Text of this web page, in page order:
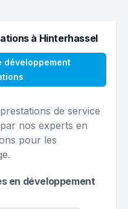
à Hinterhassel
développement
de service
nos experts en
pour les
en développement